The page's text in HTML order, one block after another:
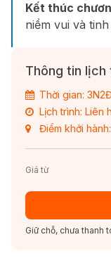
Kết thúc
niềm vui và
Thông tin lịch
Thời gian:
Lịch trình: Liên
Điểm khởi
Giá từ
Giữ chỗ, chưa thanh